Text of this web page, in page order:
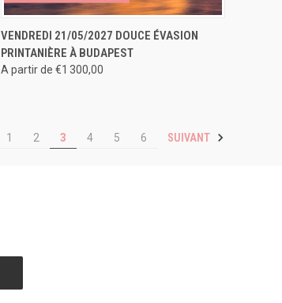
APERÇU RAPIDE RÉSERVER
VENDREDI 21/05/2027 DOUCE ÉVASION
PRINTANIÈRE À BUDAPEST
A partir de €1 300,00
1 2 3 4 5 6 SUIVANT